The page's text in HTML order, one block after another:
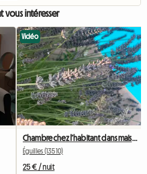
vous intéresser
Vidéo
Chambre chez l’habitant dans maison contemporaine
Éguilles (13510)
25 € / nuit